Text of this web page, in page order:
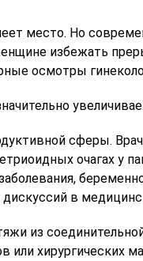
место. Но
избежать
осмотры
сферы.
очагах у
в
из
или хирургических
Записаться на